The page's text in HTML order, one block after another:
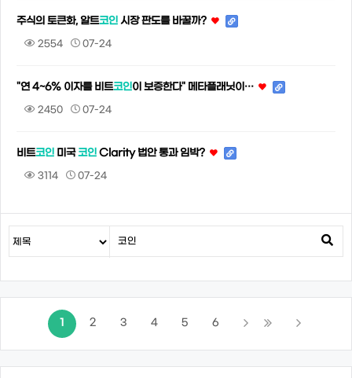
주식의 토큰화, 알트코인 시장 판도를 바꿀까?
2554 07-24
"연 4~6% 이자를 비트코인이 보증한다" 메타플래닛이…
2450 07-24
비트코인 미국코인 Clarity 법안 통과 임박?
3114 07-24
1 2 3 4 5 6